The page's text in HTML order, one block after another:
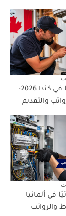
العمل سباكًا في كندا 2026:
والتقديم
في ألمانيا
والرواتب